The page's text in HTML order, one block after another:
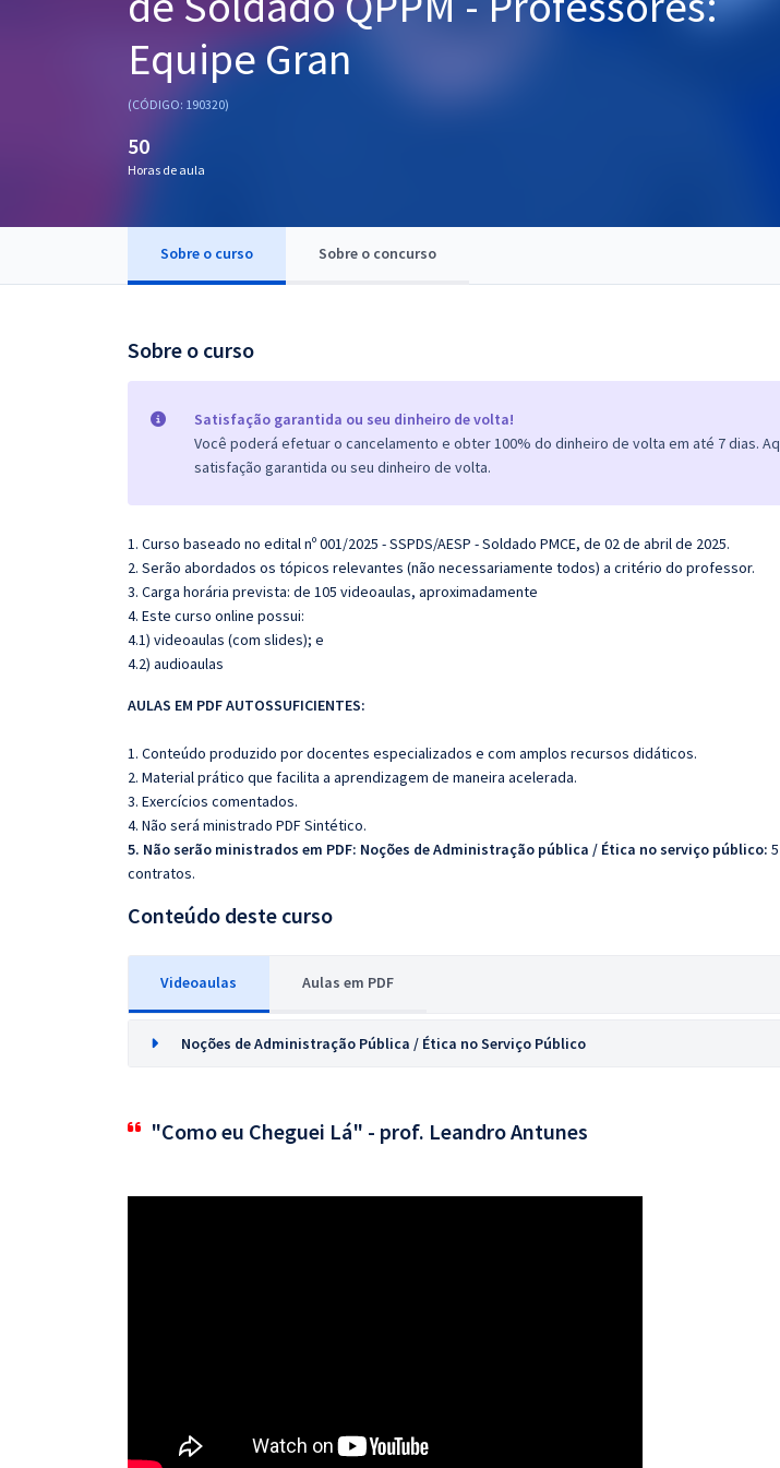
Questões grátis
Equipe Gran
(CÓDIGO: 190320)
50
Horas de aula
Sobre o curso Sobre o concurso
Sobre o curso
Satisfação garantida ou seu dinheiro de volta!
Você poderá efetuar o cancelamento e obter 100% do dinheiro de volta em até 7 dias.
satisfação garantida ou seu dinheiro de volta.
1. Curso baseado no edital nº 001/2025 - SSPDS/AESP - Soldado PMCE, de 02 de abril de 2025.
2. Serão abordados os tópicos relevantes (não necessariamente todos) a critério do professor.
3. Carga horária prevista: de 105 videoaulas, aproximadamente
4. Este curso online possui:
4.1) videoaulas (com slides); e
4.2) audioaulas
AULAS EM PDF AUTOSSUFICIENTES:
1. Conteúdo produzido por docentes especializados e com amplos recursos didáticos.
2. Material prático que facilita a aprendizagem de maneira acelerada.
3. Exercícios comentados.
4. Não será ministrado PDF Sintético.
5. Não serão ministrados em PDF: Noções de Administração pública / Ética no serviço público:
contratos.
Conteúdo deste curso
Videoaulas Aulas em PDF
Noções de Administração Pública / Ética no Serviço Público
"Como eu Cheguei Lá" - prof. Leandro Antunes